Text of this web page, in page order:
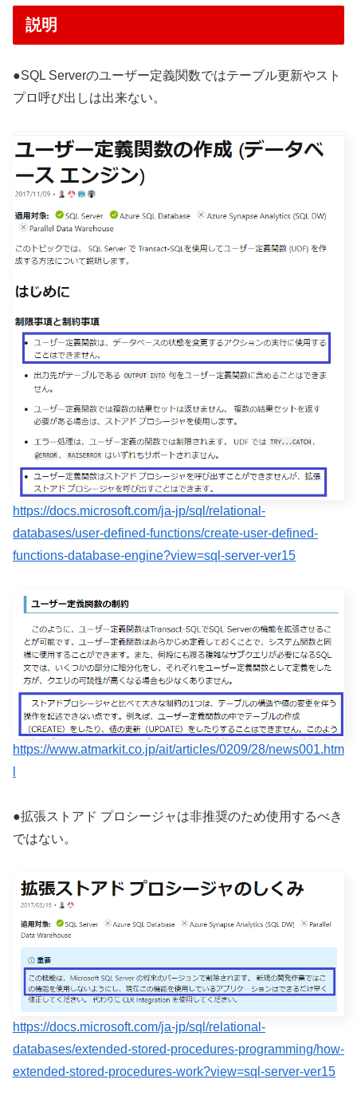
説明
●SQL Serverのユーザー定義関数ではテーブル更新やスト
プロ呼び出しは出来ない。
https://docs.microsoft.com/ja-jp/sql/relational-
databases/user-defined-functions/create-user-defined-
functions-database-engine?view=sql-server-ver15
https://www.atmarkit.co.jp/ait/articles/0209/28/news001.htm
●拡張ストアド プロシージャは非推奨のため使用するべき
ではない。
https://docs.microsoft.com/ja-jp/sql/relational-
databases/extended-stored-procedures-programming/how-
extended-stored-procedures-work?view=sql-server-ver15